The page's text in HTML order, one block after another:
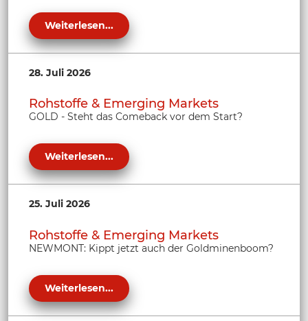
Weiterlesen...
28. Juli 2026
Rohstoffe & Emerging Markets
GOLD - Steht das Comeback vor dem Start?
Weiterlesen...
25. Juli 2026
Rohstoffe & Emerging Markets
NEWMONT: Kippt jetzt auch der Goldminenboom?
Weiterlesen...